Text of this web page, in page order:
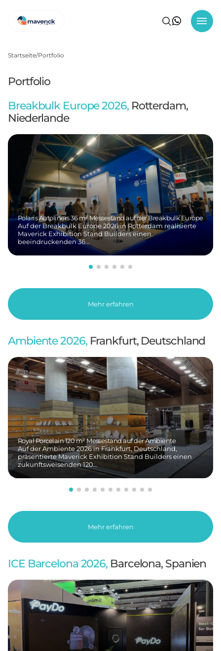
Startseite Portfolio
Portfolio
Breakbulk Europe 2026,Rotterdam,
Niederlande
Mehr erfahren
Polaris Autoliners 36 m² Messestand auf der Breakbulk Europe
Auf der Breakbulk Europe 2026 in Rotterdam realisierte
Maverick Exhibition Stand Builders einen
beeindruckenden 36…
Ambiente 2026,Frankfurt, Deutschland
Mehr erfahren
Royal Porcelain 120 m² Messestand auf der Ambiente
Auf der Ambiente 2026 in Frankfurt, Deutschland,
präsentierte Maverick Exhibition Stand Builders einen
zukunftsweisenden 120…
ICE Barcelona 2026, Barcelona, Spanien